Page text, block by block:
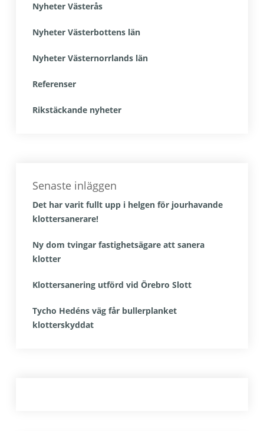
Nyheter Västerås
Nyheter Västerbottens län
Nyheter Västernorrlands län
Referenser
Rikstäckande nyheter
Senaste inläggen
Det har varit fullt upp i helgen för jourhavande
klottersanerare!
Ny dom tvingar fastighetsägare att sanera
klotter
Klottersanering utförd vid Örebro Slott
Tycho Hedéns väg får bullerplanket
klotterskyddat